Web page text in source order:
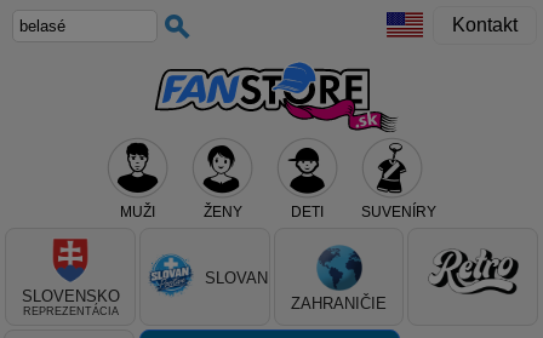
Kontakt
MUŽI ŽENY DETI SUVENÍRY
Teraz vyberte klub, alebo typ výrobku
SLOVENSKO
REPREZENTÁCIA
SLOVAN
ZAHRANIČIE